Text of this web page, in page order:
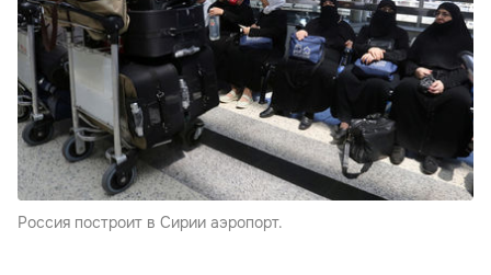
Россия построит в Сирии аэропорт.